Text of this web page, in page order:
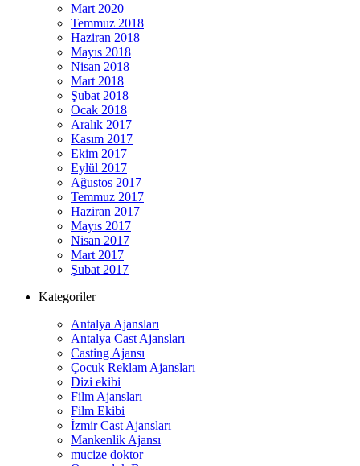
Mart 2020
Temmuz 2018
Haziran 2018
Mayıs 2018
Nisan 2018
Mart 2018
Şubat 2018
Ocak 2018
Aralık 2017
Kasım 2017
Ekim 2017
Eylül 2017
Ağustos 2017
Temmuz 2017
Haziran 2017
Mayıs 2017
Nisan 2017
Mart 2017
Şubat 2017
Kategoriler
Antalya Ajansları
Antalya Cast Ajansları
Casting Ajansı
Çocuk Reklam Ajansları
Dizi ekibi
Film Ajansları
Film Ekibi
İzmir Cast Ajansları
Mankenlik Ajansı
mucize doktor